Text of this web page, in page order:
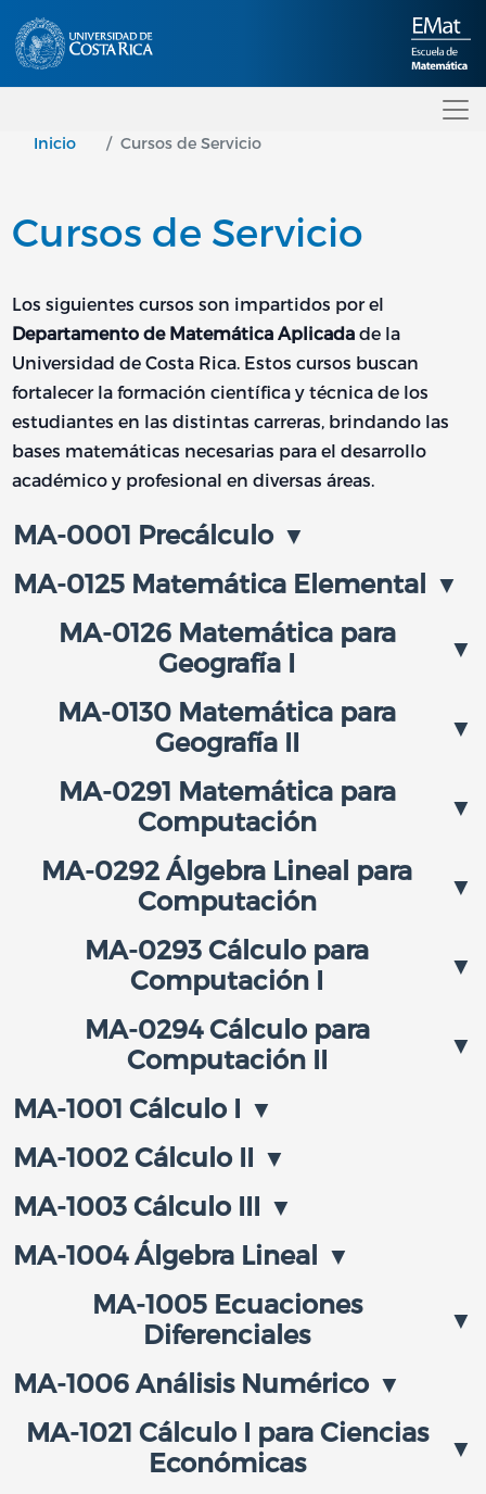
Inicio Cursos de Servicio
Cursos de Servicio
Los siguientes cursos son impartidos por el
Departamento de Matemática Aplicada de la
Universidad de Costa Rica. Estos cursos buscan
fortalecer la formación científica y técnica de los
estudiantes en las distintas carreras, brindando las
bases matemáticas necesarias para el desarrollo
académico y profesional en diversas áreas.
MA-0001 Precálculo
MA-0125 Matemática Elemental
MA-0126 Matemática para
Geografía I
MA-0130 Matemática para
Geografía II
MA-0291 Matemática para
Computación
MA-0292 Álgebra Lineal para
Computación
MA-0293 Cálculo para
Computación I
MA-0294 Cálculo para
Computación II
MA-1001 Cálculo I
MA-1002 Cálculo II
MA-1003 Cálculo III
MA-1004 Álgebra Lineal
MA-1005 Ecuaciones
Diferenciales
MA-1006 Análisis Numérico
MA-1021 Cálculo I para Ciencias
Económicas